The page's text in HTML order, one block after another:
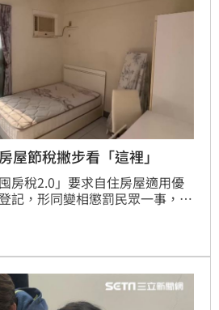
屋節稅撇步看「這裡」
房稅2.0」要求自住房屋適用優
記，形同變相懲罰民眾一事，財
路的「房屋稅差別稅率2.0新
使用的空閒房屋加重稅負，法定
。